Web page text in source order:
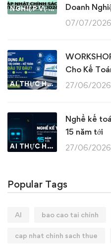
NGHIỆP VỤ KẾ TOÁN & THUẾ
Doanh
07/07/2026
AI THỰC HÀNH
Cho Kế
27/06/2026
AI THỰC HÀNH
Nghề kế
15 năm tới
27/06/2026
Popular Tags
AI bao cao tai chinh
cap nhat chinh sach thue